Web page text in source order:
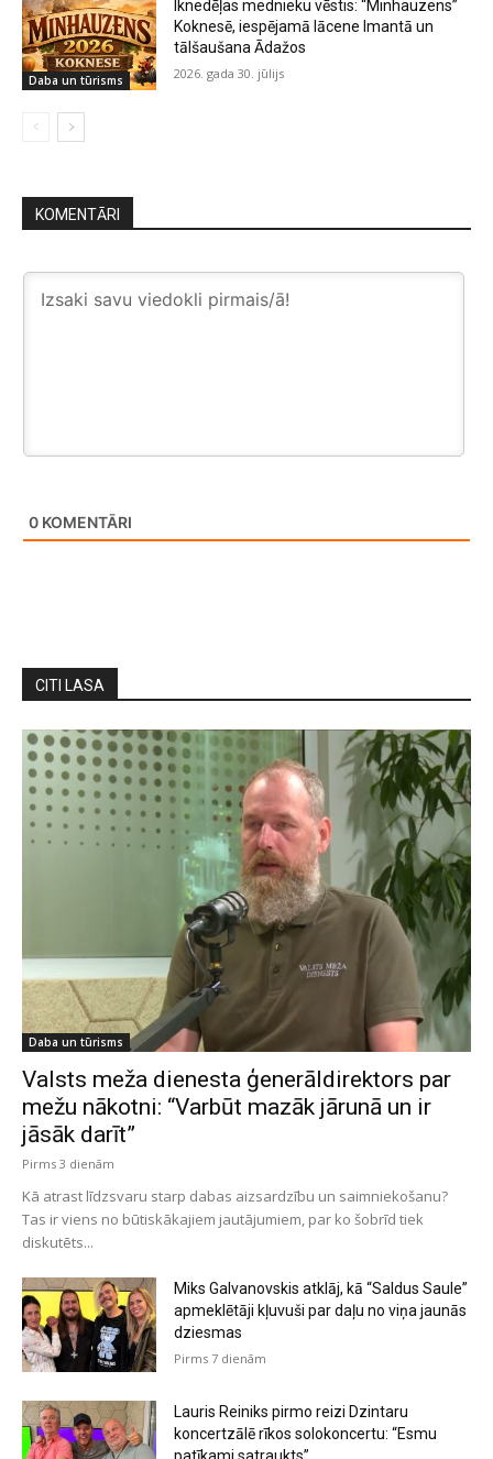
Daba un tūrisms
Iknedēļas mednieku vēstis: “Minhauzens”
Koknesē, iespējamā lācene Imantā un
tālšaušana Ādažos
2026. gada 30. jūlijs
KOMENTĀRI
0 KOMENTĀRI
CITI LASA
Daba un tūrisms
Valsts meža dienesta ģenerāldirektors par
mežu nākotni: “Varbūt mazāk jārunā un ir
jāsāk darīt”
Pirms 3 dienām
Kā atrast līdzsvaru starp dabas aizsardzību un saimniekošanu?
Tas ir viens no būtiskākajiem jautājumiem, par ko šobrīd tiek
diskutēts...
Miks Galvanovskis atklāj, kā “Saldus Saule”
apmeklētāji kļuvuši par daļu no viņa jaunās
dziesmas
Pirms 7 dienām
Lauris Reiniks pirmo reizi Dzintaru
koncertzālē rīkos solokoncertu: “Esmu